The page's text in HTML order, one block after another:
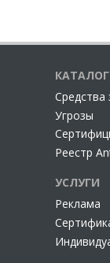
ролевой
метрик и
протокола
изменении
Угрозы
Реестр
УСЛУГИ
Реклама